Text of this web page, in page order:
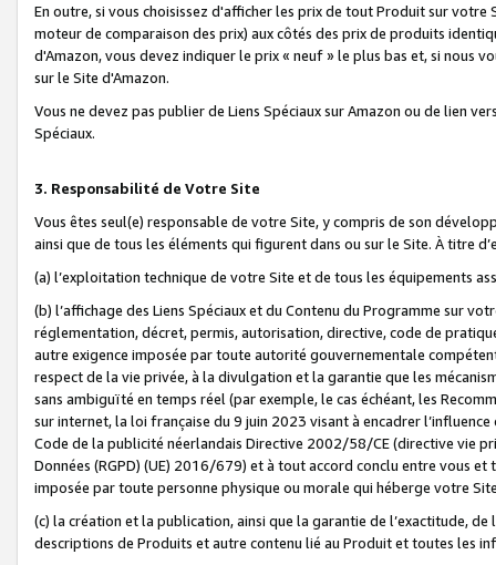
En outre, si vous choisissez d'afficher les prix de tout Produit sur
moteur de comparaison des prix) aux côtés des prix de produits
d'Amazon, vous devez indiquer le prix « neuf » le plus bas et, si nous
sur le Site d'Amazon.
Vous ne devez pas publier de Liens Spéciaux sur Amazon ou de lien
Spéciaux.
3. Responsabilité de Votre Site
Vous êtes seul(e) responsable de votre Site, y compris de son
ainsi que de tous les éléments qui figurent dans ou sur le Site. À titre
(a) l’exploitation technique de votre Site et de tous les équipements
(b) l’affichage des Liens Spéciaux et du Contenu du Programme sur
réglementation, décret, permis, autorisation, directive, code de
autre exigence imposée par toute autorité gouvernementale
respect de la vie privée, à la divulgation et la garantie que les
sans ambiguïté en temps réel (par exemple, le cas échéant, les
sur internet, la loi française du 9 juin 2023 visant à encadrer
Code de la publicité néerlandais Directive 2002/58/CE (directive vie
Données (RGPD) (UE) 2016/679) et à tout accord conclu entre vous
imposée par toute personne physique ou morale qui héberge votre
(c) la création et la publication, ainsi que la garantie de l’exactitude,
descriptions de Produits et autre contenu lié au Produit et toutes les